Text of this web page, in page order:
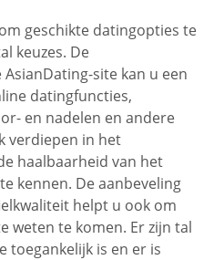
geschikte datingopties te
keuzes. De
site kan u een
datingfuncties,
en nadelen en andere
verdiepen in het
haalbaarheid van het
kennen. De aanbeveling
helpt u ook om
weten te komen. Er zijn tal
toegankelijk is en er is